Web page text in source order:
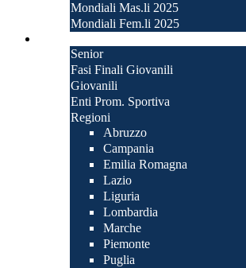
Mondiali Mas.li 2025
Mondiali Fem.li 2025
Senior
Fasi Finali Giovanili
Giovanili
Enti Prom. Sportiva
Regioni
Abruzzo
Campania
Emilia Romagna
Lazio
Liguria
Lombardia
Marche
Piemonte
Puglia